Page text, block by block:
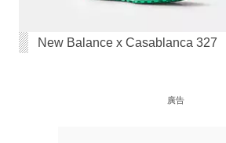
New Balance x Casablanca 327
廣告